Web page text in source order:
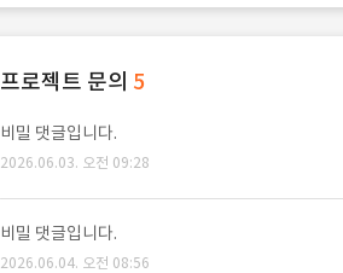
프로젝트 문의 5
비밀 댓글입니다.
2026.06.03. 오전 09:28
비밀 댓글입니다.
2026.06.04. 오전 08:56